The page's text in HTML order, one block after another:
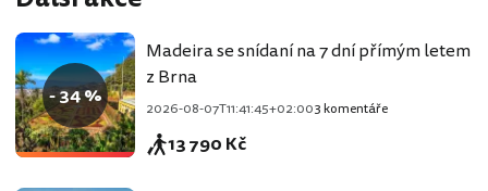
- 34 %
Madeira se snídaní na 7 dní přímým letem
z Brna
2026-08-07T11:41:45+02:003 komentáře
13 790 Kč